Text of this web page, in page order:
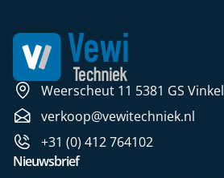
Weerscheut 11 5381 GS Vinkel
verkoop@vewitechniek.nl
+31 (0) 412 764102
Nieuwsbrief